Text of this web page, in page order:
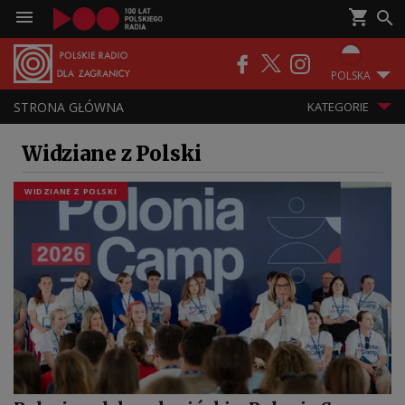
POLSKA
STRONA GŁÓWNA KATEGORIE
PODCASTY
Widziane z Polski
WIDZIANE Z POLSKI